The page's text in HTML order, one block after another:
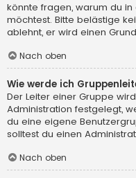
könnte fragen, warum du
möchtest. Bitte belästige
ablehnt, er wird einen
Nach oben
Wie werde ich
Der Leiter einer Gruppe
Administration festgelegt,
du eine eigene
solltest du einen
Nach oben